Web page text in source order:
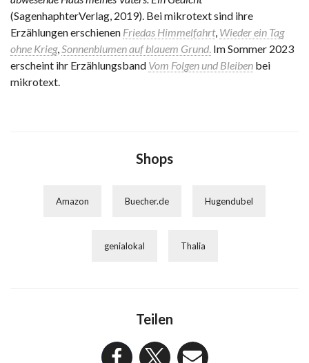
(SagenhaphterVerlag, 2019). Bei mikrotext sind ihre
Erzählungen erschienen Friedas Himmelfahrt, Wieder ein Tag
ohne Krieg,Sonnenblumen auf blauem Grund. Im Sommer 2023
erscheint ihr Erzählungsband Vom Folgen und Bleiben bei
mikrotext.
Shops
Amazon Buecher.de Hugendubel
genialokal Thalia
Teilen